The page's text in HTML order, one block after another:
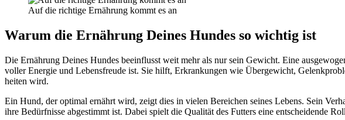
Auf die rich­ti­ge Ernäh­rung kommt es an
War­um die Ernäh­rung Dei­nes Hun­des so wich­tig ist
Die Ernäh­rung Dei­nes Hun­des beein­flusst weit mehr als nur sein Gewicht. Eine
vol­ler Ener­gie und Lebens­freu­de ist. Sie hilft, Erkran­kun­gen wie Über­ge­wicht,
hei­ten wird.
Ein Hund, der opti­mal ernährt wird, zeigt dies in vie­len Berei­chen sei­nes Lebens. Sein
ihre Bedürf­nis­se abge­stimmt ist. Dabei spielt die Qua­li­tät des Fut­ters eine ent­schei­den­de